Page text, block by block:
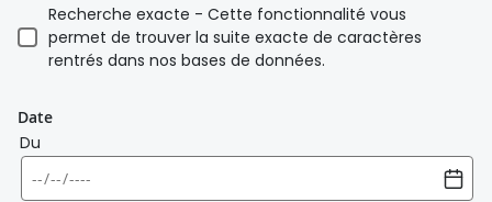
Recherche exacte - Cette fonctionnalité vous
permet de trouver la suite exacte de caractères
rentrés dans nos bases de données.
Date
Du